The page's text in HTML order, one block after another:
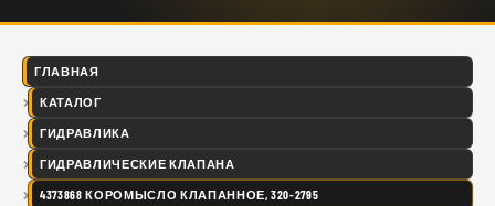
ГЛАВНАЯ
КАТАЛОГ
ГИДРАВЛИКА
ГИДРАВЛИЧЕСКИЕ КЛАПАНА
4373868 КОРОМЫСЛО КЛАПАННОЕ, 320-2795